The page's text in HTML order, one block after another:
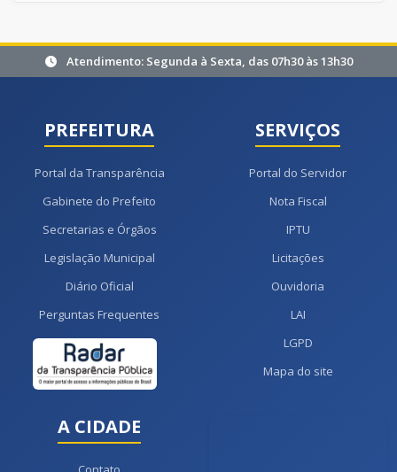
Atendimento: Segunda à Sexta, das 07h30 às 13h30
PREFEITURA
Portal da Transparência
Gabinete do Prefeito
Secretarias e Órgãos
Legislação Municipal
Diário Oficial
Perguntas Frequentes
SERVIÇOS
Portal do Servidor
Nota Fiscal
IPTU
Licitações
Ouvidoria
LAI
LGPD
Mapa do site
A CIDADE